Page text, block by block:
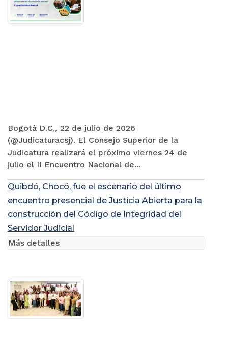
Bogotá D.C., 22 de julio de 2026
(@Judicaturacsj). El Consejo Superior de la
Judicatura realizará el próximo viernes 24 de
julio el II Encuentro Nacional de...
Quibdó, Chocó, fue el escenario del último
encuentro presencial de Justicia Abierta para la
construcción del Código de Integridad del
Servidor Judicial
Más detalles